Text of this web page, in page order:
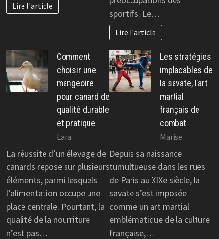
Lire l'article
sportifs. Le…
Lire l'article
Comment
choisir une
mangeoire
pour canard de
qualité durable
et pratique
Lara
La réussite d’un élevage de
canards repose sur plusieurs
éléments, parmi lesquels
l’alimentation occupe une
place centrale. Pourtant, la
qualité de la nourriture
n’est pas…
Les stratégies
implacables de
la savate, l’art
martial
français de
combat
Marise
Depuis sa naissance
tumultueuse dans les rues
de Paris au XIXe siècle, la
savate s’est imposée
comme un art martial
emblématique de la culture
française,…